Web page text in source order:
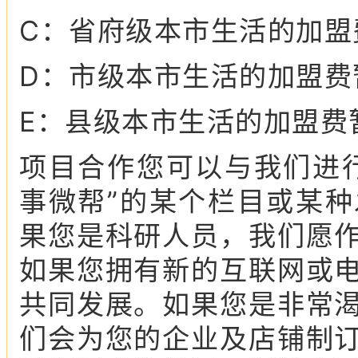
C：省府级本市生活的加
D：市级本市生活的加盟
E：县级本市生活的加盟
项目合作您可以与我们进
事微帮”的某个栏目或某
果您是科研人员，我们愿
如果您拥有新的互联网或
共同发展。如果您是非常
们会为您的企业及店铺制